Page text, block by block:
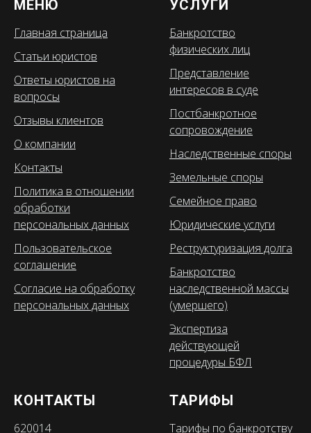
МЕНЮ
Главная страница
Статьи юристов
Ответы юристов на
вопросы
Отзывы клиентов
О компании
Контакты
Политика в отношении
обработки
персональных данных
Пользовательское
соглашение
Согласие на обработку
персональных данных
УСЛУГИ
Банкротство
физических лиц
Представление
интересов в суде
Постбанкротное
сопровождение
Наследственные споры
Земельные споры
Семейное право
Юридические услуги
Реструктуризация долга
Банкротство
наследственной массы
(умершего)
Экспертиза
действующей
процедуры БФЛ
КОНТАКТЫ
620014
ТАРИФЫ
Тарифы по банкротству